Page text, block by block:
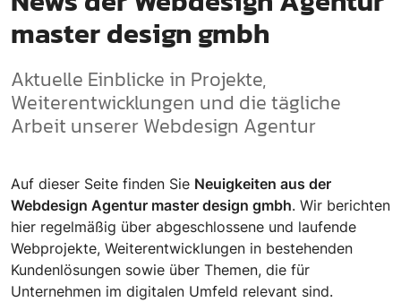
master design gmbh
Aktuelle Einblicke in Projekte,
Weiterentwicklungen und die tägliche
Arbeit unserer Webdesign Agentur
Auf dieser Seite finden Sie Neuigkeiten aus der
Webdesign Agentur master design gmbh. Wir berichten
hier regelmäßig über abgeschlossene und laufende
Webprojekte, Weiterentwicklungen in bestehenden
Kundenlösungen sowie über Themen, die für
Unternehmen im digitalen Umfeld relevant sind.